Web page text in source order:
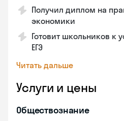
Получил диплом на
экономики
Готовит школьников к
ЕГЭ
Читать дальше
Услуги и цены
Обществознание